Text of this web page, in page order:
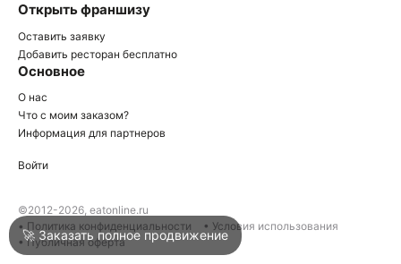
Войти
Написать в техподдержку
Открыть франшизу
Оставить заявку
Добавить ресторан бесплатно
Основное
О нас
Что с моим заказом?
Информация для партнеров
Войти
©2012-2026, eatonline.ru
• Политика конфиденциальности
• Условия использования
• Публичная оферта
🚀 Заказать полное продвижение